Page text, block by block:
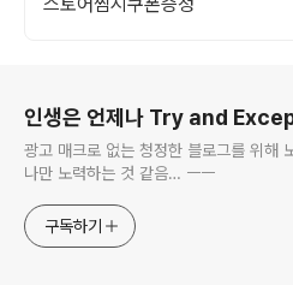
인생은 언제나 Try and
광고 매크로 없는 청정한 블로그를 위해
나만 노력하는 것 같음… ㅡㅡ
구독하기